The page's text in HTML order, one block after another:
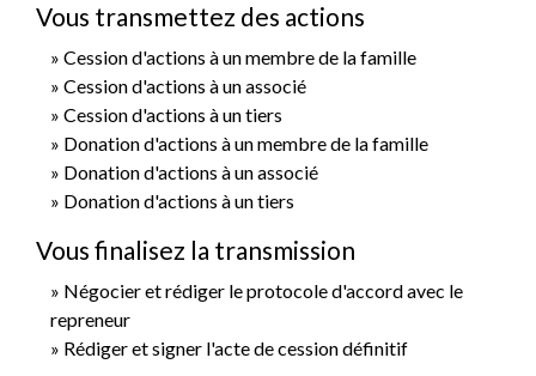
Vous transmettez des actions
Cession d'actions à un membre de la famille
Cession d'actions à un associé
Cession d'actions à un tiers
Donation d'actions à un membre de la famille
Donation d'actions à un associé
Donation d'actions à un tiers
Vous finalisez la transmission
Négocier et rédiger le protocole d'accord avec le
repreneur
Rédiger et signer l'acte de cession définitif